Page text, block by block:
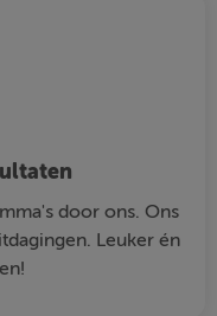
door ons. Ons
Leuker én